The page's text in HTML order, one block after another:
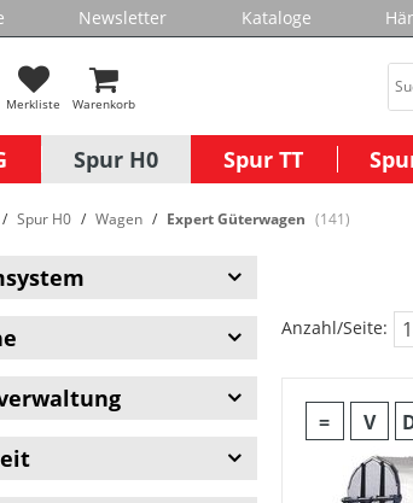
Newsletter Kataloge
Merkliste Warenkorb
Spur H0 Spur TT
Spur H0 Wagen Expert Güterwagen (141)
Anzahl/Seite:
= V